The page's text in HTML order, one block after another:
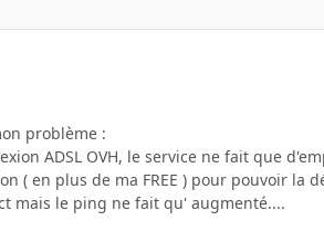
problème :
ADSL OVH, le service ne fait que
( en plus de ma FREE ) pour pouvoir
mais le ping ne fait qu' augmenté....